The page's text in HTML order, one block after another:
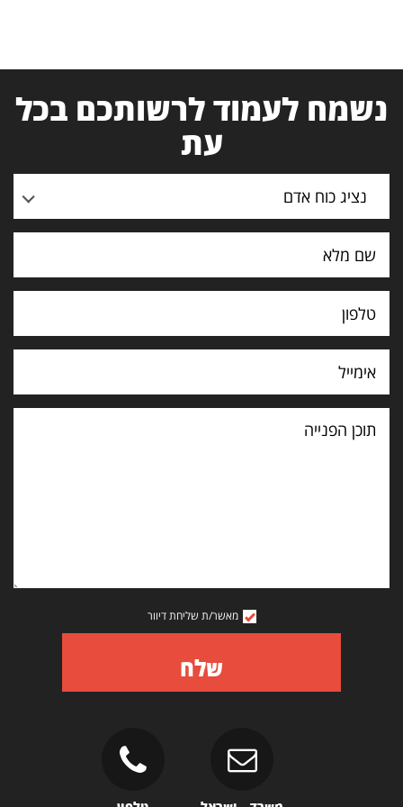
נשמח לעמוד לרשותכם בכל
עת
נציג כוח אדם
תוכן
הפנייה
מאשר/ת שליחת דיוור
שלח